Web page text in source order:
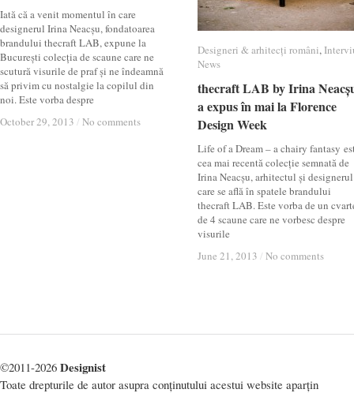
Iată că a venit momentul în care
designerul Irina Neacșu, fondatoarea
brandului thecraft LAB, expune la
București colecția de scaune care ne
scutură visurile de praf și ne îndeamnă
să privim cu nostalgie la copilul din
noi. Este vorba despre
October 29, 2013 / No comments
October 29, 2013 / No comments
Designeri & arhitecți români,
News
thecraft LAB by Irina
a expus în mai la Florence
Design Week
Life of a Dream – a chairy fantasy
cea mai recentă colecție semnată de
Irina Neacșu, arhitectul și designerul
care se află în spatele brandului
thecraft LAB. Este vorba de un
de 4 scaune care ne vorbesc despre
visurile
June 21, 2013 / No comments
Designeri & arhitecți români
News
thecraft LAB by Irina
a expus în mai la Florence
Design Week
June 21, 2013 / No comments
©2011-2026 Designist
Toate drepturile de autor asupra conținutului acestui website aparțin